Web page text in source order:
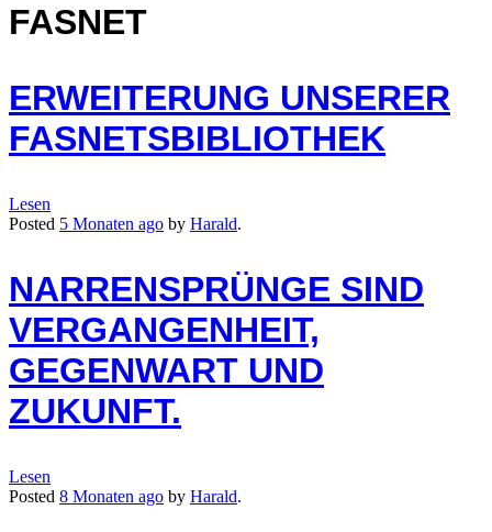
FASNET
ERWEITERUNG UNSERER
FASNETSBIBLIOTHEK
Lesen
Posted 5 Monaten ago by Harald.
NARRENSPRÜNGE SIND
VERGANGENHEIT,
GEGENWART UND
ZUKUNFT.
Lesen
Posted 8 Monaten ago by Harald.